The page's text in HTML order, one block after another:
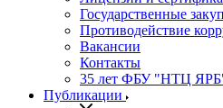
Государственные
Противодействие
Вакансии
Контакты
35 лет ФБУ "НТЦ
Публикации